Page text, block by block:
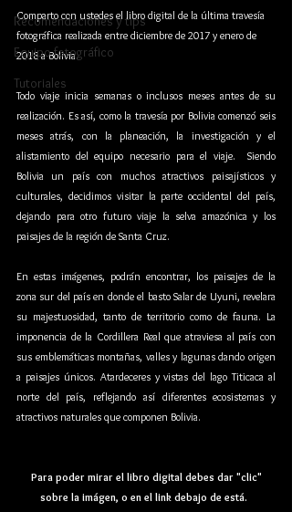
Recomendaciones y tips
Equipo fotográfico
Tutoriales
Comparto con ustedes el libro digital de la última travesía
fotográfica realizada entre diciembre de 2017 y enero de
2018 a Bolivia.
Todo viaje inicia semanas o inclusos meses antes de su
realización. Es así, como la travesía por Bolivia comenzó seis
meses atrás, con la planeación, la investigación y el
alistamiento del equipo necesario para el viaje.  Siendo
Bolivia un país con muchos atractivos paisajísticos y
culturales, decidimos visitar la parte occidental del país,
dejando para otro futuro viaje la selva amazónica y los
paisajes de la región de Santa Cruz.
En estas imágenes, podrán encontrar, los paisajes de la
zona sur del país en donde el basto Salar de Uyuni, revelara
su majestuosidad, tanto de territorio como de fauna. La
imponencia de la Cordillera Real que atraviesa al país con
sus emblemáticas montañas, valles y lagunas dando origen
a paisajes únicos. Atardeceres y vistas del lago Titicaca al
norte del país, reflejando así diferentes ecosistemas y
atractivos naturales que componen Bolivia.
sobre la imágen, o en el link debajo de está.